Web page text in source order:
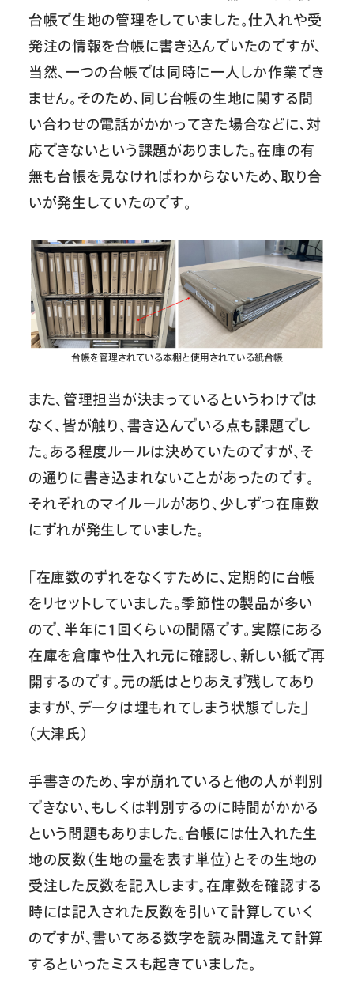
台帳で生地の管理をしていました。仕入れや受
発注の情報を台帳に書き込んでいたのですが、
当然、一つの台帳では同時に一人しか作業でき
ません。そのため、同じ台帳の生地に関する問
い合わせの電話がかかってきた場合などに、対
応できないという課題がありました。在庫の有
無も台帳を見なければわからないため、取り合
いが発生していたのです。
台帳を管理されている本棚と使用されている紙台帳
また、管理担当が決まっているというわけでは
なく、皆が触り、書き込んでいる点も課題でし
た。ある程度ルールは決めていたのですが、そ
の通りに書き込まれないことがあったのです。
それぞれのマイルールがあり、少しずつ在庫数
にずれが発生していました。
「在庫数のずれをなくすために、定期的に台帳
をリセットしていました。季節性の製品が多い
ので、半年に1回くらいの間隔です。実際にある
在庫を倉庫や仕入れ元に確認し、新しい紙で再
開するのです。元の紙はとりあえず残してあり
ますが、データは埋もれてしまう状態でした」
（大津氏）
手書きのため、字が崩れていると他の人が判別
できない、もしくは判別するのに時間がかかる
という問題もありました。台帳には仕入れた生
地の反数（生地の量を表す単位）とその生地の
受注した反数を記入します。在庫数を確認する
時には記入された反数を引いて計算していく
のですが、書いてある数字を読み間違えて計算
するといったミスも起きていました。